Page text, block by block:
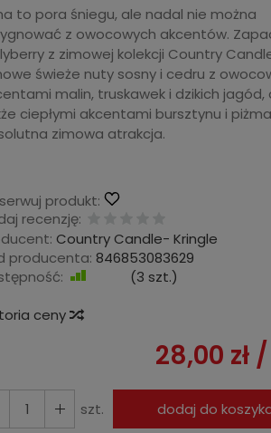
to pora śniegu, ale nadal nie można
z owocowych akcentów.
z zimowej kolekcji Country
świeże nuty sosny i cedru z
malin, truskawek i dzikich jagód,
ciepłymi akcentami bursztynu i
zimowa atrakcja.
produkt:
recenzję:
Country Candle- Kringle
producenta: 846853083629
(3 szt.)
ceny
28,00 zł
szt.
dodaj do